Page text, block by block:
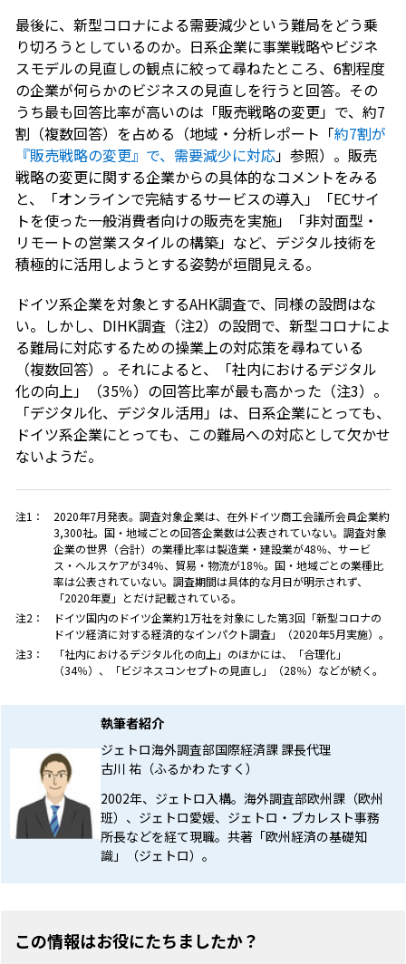
最後に、新型コロナによる需要減少という難局をどう乗
り切ろうとしているのか。日系企業に事業戦略やビジネ
スモデルの見直しの観点に絞って尋ねたところ、6割程度
の企業が何らかのビジネスの見直しを行うと回答。その
うち最も回答比率が高いのは「販売戦略の変更」で、約7
割（複数回答）を占める（地域・分析レポート「約7割が
『販売戦略の変更』で、需要減少に対応」参照）。販売
戦略の変更に関する企業からの具体的なコメントをみる
と、「オンラインで完結するサービスの導入」「ECサイ
トを使った一般消費者向けの販売を実施」「非対面型・
リモートの営業スタイルの構築」など、デジタル技術を
積極的に活用しようとする姿勢が垣間見える。
ドイツ系企業を対象とするAHK調査で、同様の設問はな
い。しかし、DIHK調査（注2）の設問で、新型コロナによ
る難局に対応するための操業上の対応策を尋ねている
（複数回答）。それによると、「社内におけるデジタル
化の向上」（35％）の回答比率が最も高かった（注3）。
「デジタル化、デジタル活用」は、日系企業にとっても、
ドイツ系企業にとっても、この難局への対応として欠かせ
ないようだ。
注1：
2020年7月発表。調査対象企業は、在外ドイツ商工会議所会員企業約
3,300社。国・地域ごとの回答企業数は公表されていない。調査対象
企業の世界（合計）の業種比率は製造業・建設業が48％、サービ
ス・ヘルスケアが34％、貿易・物流が18％。国・地域ごとの業種比
率は公表されていない。調査期間は具体的な月日が明示されず、
「2020年夏」とだけ記載されている。
注2：
ドイツ国内のドイツ企業約1万社を対象にした第3回「新型コロナの
ドイツ経済に対する経済的なインパクト調査」（2020年5月実施）。
注3：
「社内におけるデジタル化の向上」のほかには、「合理化」
（34％）、「ビジネスコンセプトの見直し」（28％）などが続く。
執筆者紹介
ジェトロ海外調査部国際経済課 課長代理
古川 祐（ふるかわ たすく）
2002年、ジェトロ入構。海外調査部欧州課（欧州
班）、ジェトロ愛媛、ジェトロ・ブカレスト事務
所長などを経て現職。共著「欧州経済の基礎知
識」（ジェトロ）。
この情報はお役にたちましたか？